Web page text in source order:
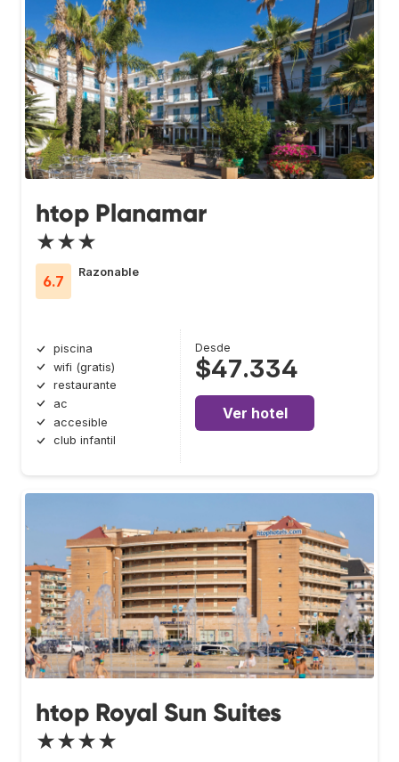
htop Planamar
★★★
6.7
Razonable
piscina
wifi (gratis)
restaurante
ac
accesible
club infantil
Desde
$47.334
Ver hotel
htop Royal Sun Suites
★★★★